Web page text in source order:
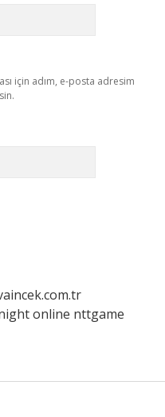
için adım, e-posta adresim
online nttgame